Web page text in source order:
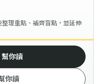
理重點、補齊盲點，並延伸
你讀
你讀